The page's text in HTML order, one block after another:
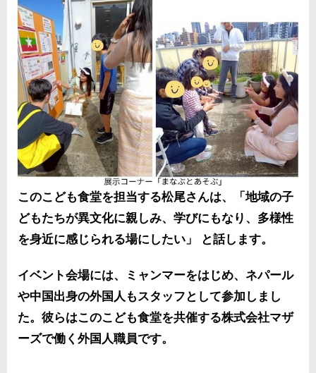
このこども食堂を担当する松尾さんは、「地域の子
どもたちが異文化に親しみ、学びにもなり、多様性
を身近に感じられる場にしたい」 と話します。
イベント会場には、ミャンマーをはじめ、ネパール
や中国出身の外国人もスタッフとして参加しまし
た。彼らはこのこども食堂を共催する株式会社マザ
ーズで働く外国人職員です。